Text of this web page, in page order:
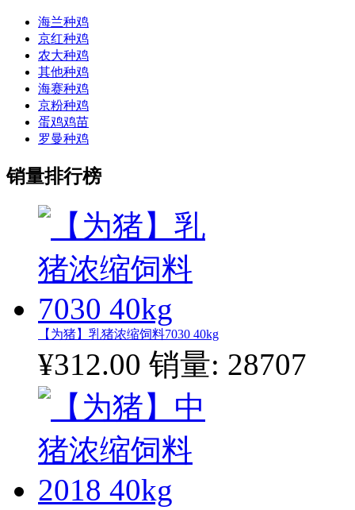
海兰种鸡
京红种鸡
农大种鸡
其他种鸡
海赛种鸡
京粉种鸡
蛋鸡鸡苗
罗曼种鸡
销量排行榜
【为猪】乳猪浓缩饲料7030 40kg
¥312.00 销量: 28707